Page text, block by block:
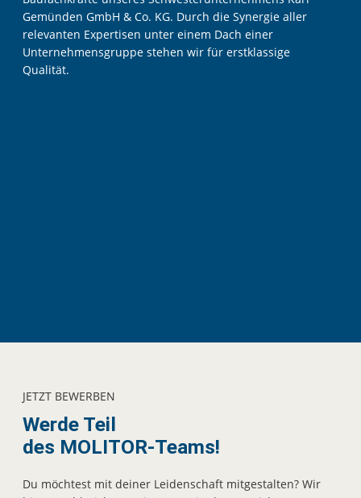
Gemünden GmbH & Co. KG. Durch die Synergie aller
relevanten Expertisen unter einem Dach einer
Unternehmensgruppe stehen wir für erstklassige
Qualität.
JETZT BEWERBEN
Werde Teil
des MOLITOR-Teams!
Du möchtest mit deiner Leidenschaft mitgestalten? Wir